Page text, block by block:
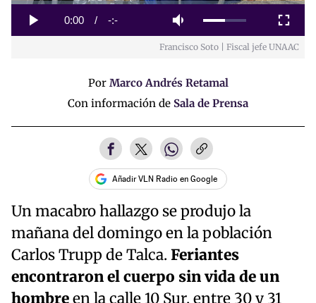
Play Mute
Current
0:00 / Duration
-:-
Loaded:
Fullscreen
Francisco Soto | Fiscal jefe UNAAC
Por Marco Andrés Retamal
Con información de Sala de Prensa
Añadir VLN Radio en Google
Un macabro hallazgo se produjo la
mañana del domingo en la población
Carlos Trupp de Talca. Feriantes
encontraron el cuerpo sin vida de un
hombreen la calle 10 Sur, entre 30 y 31